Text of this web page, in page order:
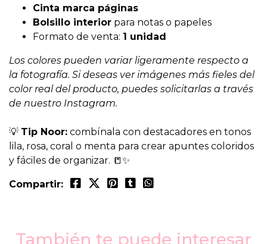
Cinta marca páginas
Bolsillo interior para notas o papeles
Formato de venta: 1 unidad
Los colores pueden variar ligeramente respecto a
la fotografía. Si deseas ver imágenes más fieles del
color real del producto, puedes solicitarlas a través
de nuestro Instagram.
💡 Tip Noor: combínala con destacadores en tonos
lila, rosa, coral o menta para crear apuntes coloridos
y fáciles de organizar. 📒✨
Compartir:
También te puede interesar